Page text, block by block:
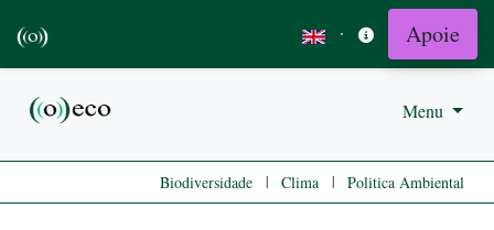
· Apoie
Menu
Biodiversidade | Clima | Politica Ambiental